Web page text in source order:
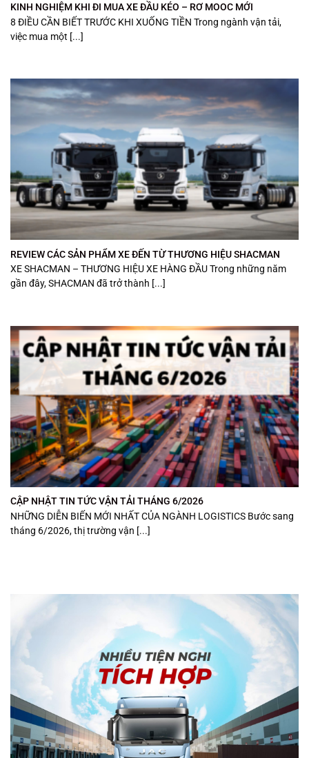
KINH NGHIỆM KHI ĐI MUA XE ĐẦU KÉO – RƠ MOOC MỚI
8 ĐIỀU CẦN BIẾT TRƯỚC KHI XUỐNG TIỀN Trong ngành vận tải,
việc mua một [...]
REVIEW CÁC SẢN PHẨM XE ĐẾN TỪ THƯƠNG HIỆU SHACMAN
XE SHACMAN – THƯƠNG HIỆU XE HÀNG ĐẦU Trong những năm
gần đây, SHACMAN đã trở thành [...]
CẬP NHẬT TIN TỨC VẬN TẢI THÁNG 6/2026
NHỮNG DIỄN BIẾN MỚI NHẤT CỦA NGÀNH LOGISTICS Bước sang
tháng 6/2026, thị trường vận [...]